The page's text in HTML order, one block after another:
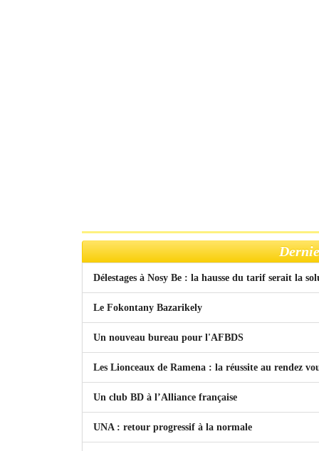
Délestages à Nosy Be : la hausse du tarif serait la
Le Fokontany Bazarikely
Un nouveau bureau pour l'AFBDS
Les Lionceaux de Ramena : la réussite au rendez
Un club BD à l’Alliance française
UNA : retour progressif à la normale